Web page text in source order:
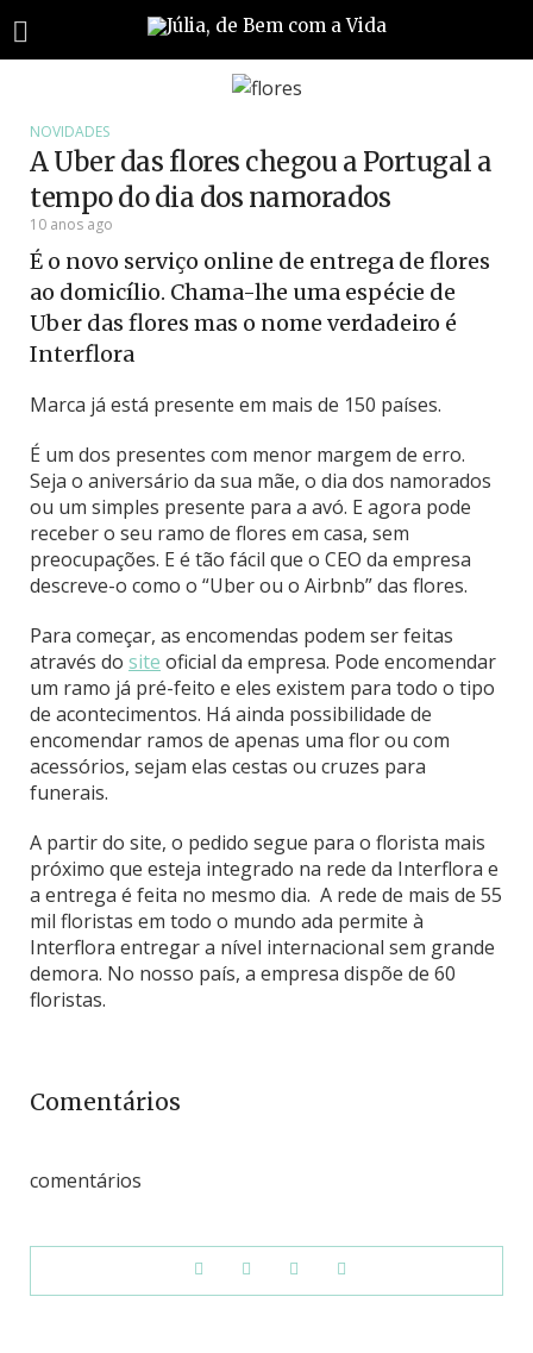
NOVIDADES
A Uber das flores chegou a Portugal a
tempo do dia dos namorados
10 anos ago
É o novo serviço online de entrega de flores
ao domicílio. Chama-lhe uma espécie de
Uber das flores mas o nome verdadeiro é
Interflora
Marca já está presente em mais de 150 países.
É um dos presentes com menor margem de erro.
Seja o aniversário da sua mãe, o dia dos namorados
ou um simples presente para a avó. E agora pode
receber o seu ramo de flores em casa, sem
preocupações. E é tão fácil que o CEO da empresa
descreve-o como o “Uber ou o Airbnb” das flores.
Para começar, as encomendas podem ser feitas
através do site oficial da empresa. Pode encomendar
um ramo já pré-feito e eles existem para todo o tipo
de acontecimentos. Há ainda possibilidade de
encomendar ramos de apenas uma flor ou com
acessórios, sejam elas cestas ou cruzes para
funerais.
A partir do site, o pedido segue para o florista mais
próximo que esteja integrado na rede da Interflora e
a entrega é feita no mesmo dia. A rede de mais de 55
mil floristas em todo o mundo ada permite à
Interflora entregar a nível internacional sem grande
demora. No nosso país, a empresa dispõe de 60
floristas.
Comentários
comentários